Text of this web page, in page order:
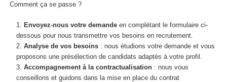
Comment ça se passe ?
Envoyez-nous votre demande en complétant le formulaire ci-
dessous pour nous transmettre vos besoins en recrutement.
Analyse de vos besoins : nous étudions votre demande et vous
proposons une présélection de candidats adaptés à votre profil.
Accompagnement à la contractualisation : nous vous
conseillons et guidons dans la mise en place du contrat